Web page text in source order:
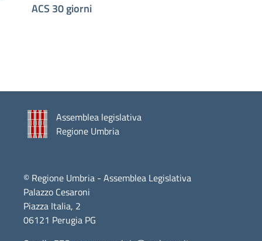
ACS 30 giorni
Assemblea legislativa
Regione Umbria
© Regione Umbria - Assemblea Legislativa
Palazzo Cesaroni
Piazza Italia, 2
06121 Perugia PG